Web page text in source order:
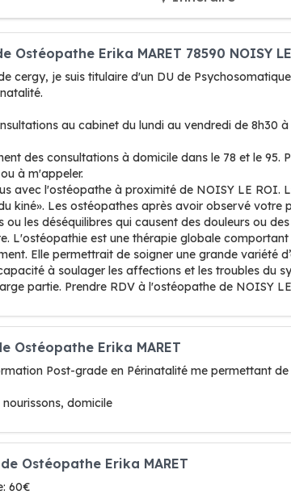
Ostéopathe Erika MARET 78590 NOISY
cergy, je suis titulaire d'un DU de
au cabinet du lundi au vendredi de 8h30
des consultations à domicile dans le 78 et le 95.
à m'appeler.
avec l'ostéopathe à proximité de NOISY LE ROI.
kiné». Les ostéopathes après avoir observé votre
ou les déséquilibres qui causent des douleurs ou
L'ostéopathie est une thérapie globale
Elle permettrait de soigner une grande variété
à soulager les affections et les troubles du
partie. Prendre RDV à l'ostéopathe de NOISY
Ostéopathe Erika MARET
Post-grade en Périnatalité me permettant
domicile
Ostéopathe Erika MARET
60€